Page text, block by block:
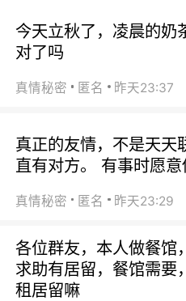
今天立秋了，凌晨的奶
对了吗
真情秘密 匿名 昨天23:37
真正的友情，不是天天
直有对方。 有事时愿
真情秘密 匿名 昨天23:29
各位群友，本人做餐馆
求助有居留，餐馆需要
租居留嘛